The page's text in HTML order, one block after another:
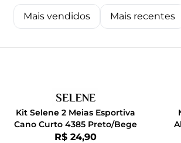
Mais vendidos Mais recentes
Kit Selene 2 Meias Esportiva
Cano Curto 4385 Preto/Bege
Por:
R$ 24,90